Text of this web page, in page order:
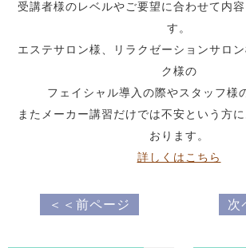
受講者様のレベルやご要望に合わせて内
す。
エステサロン様、リラクゼーションサロ
ク様の
フェイシャル導入の際やスタッフ様
またメーカー講習だけでは不安という方
おります。
詳しくはこちら
＜＜前ページ 次